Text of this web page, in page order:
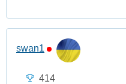
swan1
414